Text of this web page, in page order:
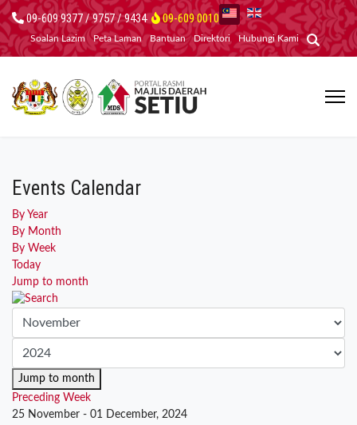
09-609 9377 / 9757 / 9434 09-609 0010
Soalan Lazim Peta Laman Bantuan Direktori Hubungi Kami
Events Calendar
By Year
By Month
By Week
Today
Jump to month
Jump to month
Preceding Week
25 November - 01 December, 2024